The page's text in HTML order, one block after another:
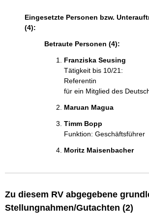
Eingesetzte Personen bzw.
(4):
Betraute Personen (4):
Franziska Seusing
Tätigkeit bis 10/21:
Referentin
für ein Mitglied des
Maruan Magua
Timm Bopp
Funktion: Geschäftsführer
Moritz Maisenbacher
Zu diesem RV abgegebene
Stellungnahmen/Gutachten (2)